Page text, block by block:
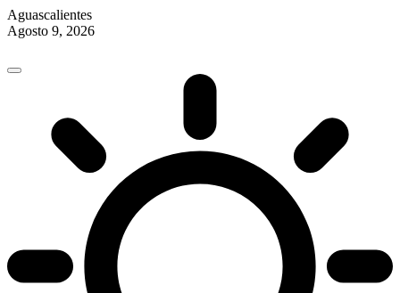
Aguascalientes
Agosto 9, 2026
content